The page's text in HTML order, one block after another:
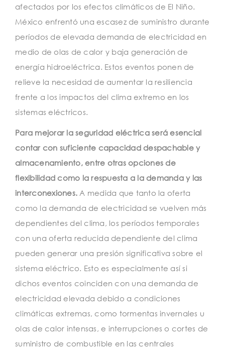
afectados por los efectos climáticos de El Niño.
México enfrentó una escasez de suministro durante
períodos de elevada demanda de electricidad en
medio de olas de calor y baja generación de
energía hidroeléctrica. Estos eventos ponen de
relieve la necesidad de aumentar la resiliencia
frente a los impactos del clima extremo en los
sistemas eléctricos.
Para mejorar la seguridad eléctrica será esencial
contar con suficiente capacidad despachable y
almacenamiento, entre otras opciones de
flexibilidad como la respuesta a la demanda y las
interconexiones. A medida que tanto la oferta
como la demanda de electricidad se vuelven más
dependientes del clima, los períodos temporales
con una oferta reducida dependiente del clima
pueden generar una presión significativa sobre el
sistema eléctrico. Esto es especialmente así si
dichos eventos coinciden con una demanda de
electricidad elevada debido a condiciones
climáticas extremas, como tormentas invernales u
olas de calor intensas, e interrupciones o cortes de
suministro de combustible en las centrales